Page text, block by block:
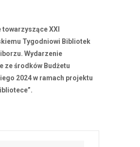
towarzyszące XXI
Tygodniowi Bibliotek
Wydarzenie
ze środków Budżetu
2024 w ramach projektu